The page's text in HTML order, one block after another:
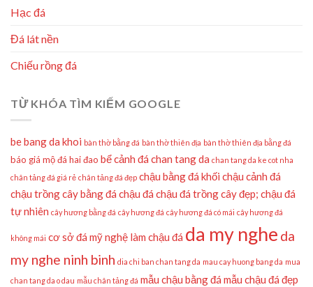
Hạc đá
Đá lát nền
Chiếu rồng đá
TỪ KHÓA TÌM KIẾM GOOGLE
be bang da khoi bàn thờ bằng đá bàn thờ thiên địa bàn thờ thiên địa bằng đá
báo giá mộ đá hai đao bể cảnh đá chan tang da chan tang da ke cot nha
chân tảng đá giá rẻ chân tảng đá đẹp chậu bằng đá khối chậu cảnh đá
chậu trồng cây bằng đá chậu đá chậu đá trồng cây đẹp; chậu đá
tự nhiên cây hương bằng đá cây hương đá cây hương đá có mái cây hương đá
không mái cơ sở đá mỹ nghệ làm chậu đá da my nghe da
my nghe ninh binh dia chi ban chan tang da mau cay huong bang da mua
chan tang da o dau mẫu chân tảng đá mẫu chậu bằng đá mẫu chậu đá đẹp